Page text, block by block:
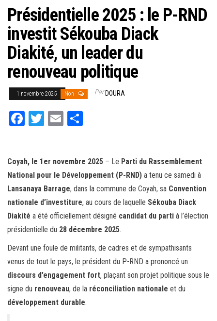
Présidentielle 2025 : le P-RND
investit Sékouba Diack
Diakité, un leader du
renouveau politique
1 novembre 2025 Non ParDOURA
Fa
ok
T
er
E
er
Coyah, le 1er novembre 2025 – Le Parti du Rassemblement
National pour le Développement (P-RND) a tenu ce samedi à
Lansanaya Barrage, dans la commune de Coyah, sa Convention
nationale d’investiture, au cours de laquelle Sékouba Diack
Diakité a été officiellement désigné candidat du parti à l’élection
présidentielle du 28 décembre 2025.
Devant une foule de militants, de cadres et de sympathisants
venus de tout le pays, le président du P-RND a prononcé un
discours d’engagement fort, plaçant son projet politique sous le
signe du renouveau, de la réconciliation nationale et du
développement durable.